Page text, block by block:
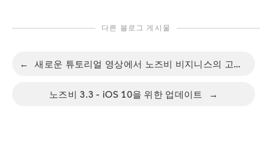
다른 블로그 게시물
← 새로운 튜토리얼 영상에서 노즈비 비지니스의 고급 기능에 대해 알아보세요
노즈비 3.3 - iOS 10을 위한 업데이트 →